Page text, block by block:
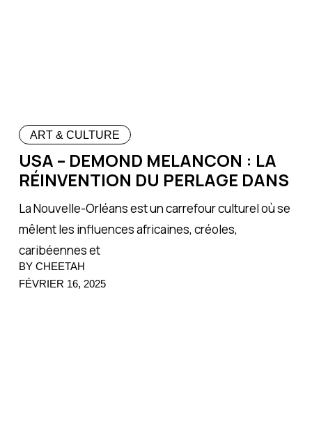
ART & CULTURE
USA – DEMOND MELANCON : LA
RÉINVENTION DU PERLAGE DANS
La Nouvelle-Orléans est un carrefour culturel où se
mêlent les influences africaines, créoles,
caribéennes et
BY CHEETAH
FÉVRIER 16, 2025